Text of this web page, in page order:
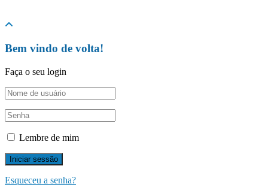
Bem vindo de volta!
Faça o seu login
Lembre de mim
Esqueceu a senha?